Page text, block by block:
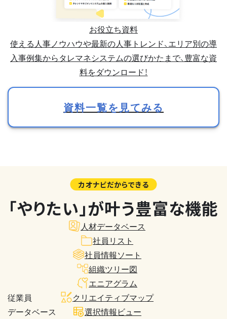
お役立ち資料
使える人事ノウハウや最新の人事トレンド、エリア別の導
入事例集からタレマネシステムの選びかたまで、豊富な資
料をダウンロード！
資料一覧を見てみる
カオナビだからできる
「やりたい」が叶う豊富な機能
従業員
データベース
人材データベース
社員リスト
社員情報ソート
組織ツリー図
エニアグラム
クリエイティブマップ
選択情報ビュー